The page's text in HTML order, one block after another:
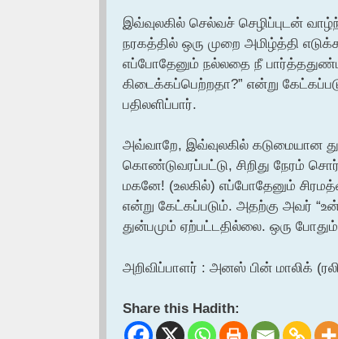
இவ்வுலகில் செல்வச் செழிப்புடன்
நரகத்தில் ஒரு முறை அமிழ்த்தி
எப்போதேனும் நல்லதை நீ
கிடைக்கப்பெற்றதா?” என்று
பதிலளிப்பார்.
அவ்வாறே, இவ்வுலகில் கடுமையான
கொண்டுவரப்பட்டு, சிறிது நேரம்
மகனே! (உலகில்) எப்போதேனும்
என்று கேட்கப்படும். அதற்கு அவர்
துன்பமும் ஏற்பட்டதில்லை. ஒரு
அறிவிப்பாளர் : அனஸ் பின் மாலிக்
Share this Hadith: